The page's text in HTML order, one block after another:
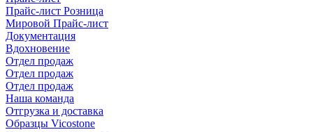
Прайс-лист Розница
Мировой Прайс-лист
Документация
Вдохновение
Отдел продаж
Отдел продаж
Отдел продаж
Наша команда
Отгрузка и доставка
Образцы Vicostone